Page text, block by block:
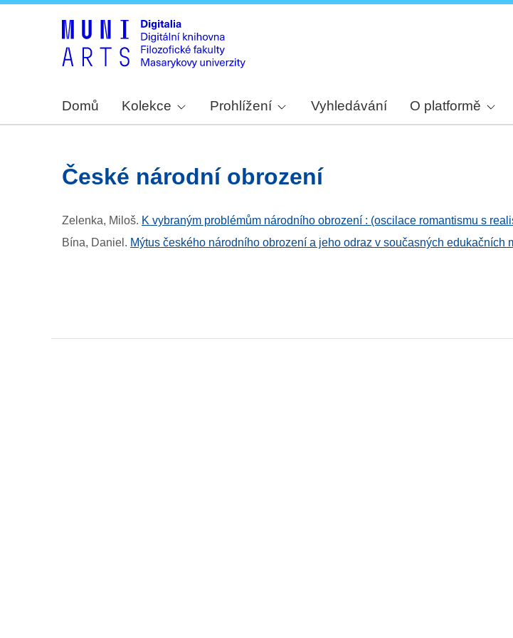
Domů Kolekce Prohlížení Vyhledávání O platformě
české národní obrození
Zelenka, Miloš. K vybraným problémům národního obrození : (oscilace romantismu s
Bína, Daniel . Mýtus českého národního obrození a jeho odraz v současných edukačních